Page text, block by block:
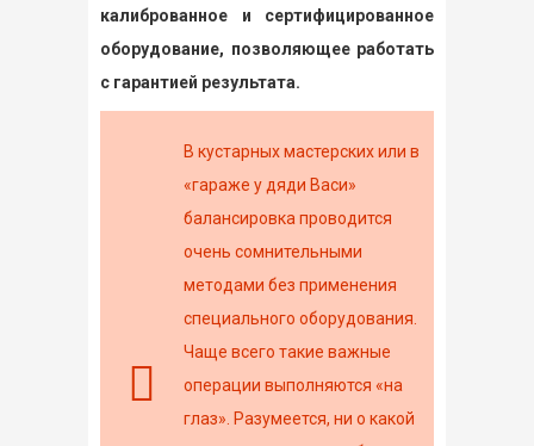
калиброванное и сертифицированное
оборудование, позволяющее работать
с гарантией результата.
В кустарных мастерских или в
«гараже у дяди Васи»
балансировка проводится
очень сомнительными
методами без применения
специального оборудования.
Чаще всего такие важные
операции выполняются «на
глаз». Разумеется, ни о какой